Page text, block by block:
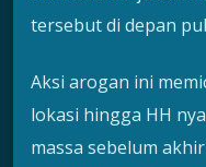
tersebut di depan
Aksi arogan ini
lokasi hingga HH
massa sebelum